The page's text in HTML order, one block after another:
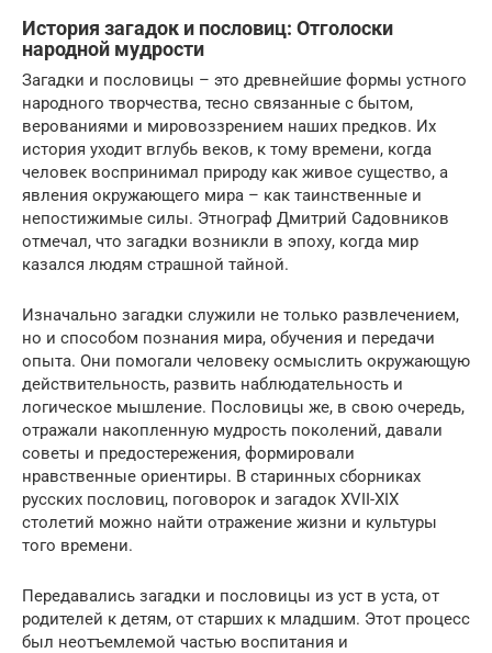
История загадок и пословиц: Отголоски
народной мудрости
Загадки и пословицы – это древнейшие формы устного
народного творчества, тесно связанные с бытом,
верованиями и мировоззрением наших предков. Их
история уходит вглубь веков, к тому времени, когда
человек воспринимал природу как живое существо, а
явления окружающего мира – как таинственные и
непостижимые силы. Этнограф Дмитрий Садовников
отмечал, что загадки возникли в эпоху, когда мир
казался людям страшной тайной.
Изначально загадки служили не только развлечением,
но и способом познания мира, обучения и передачи
опыта. Они помогали человеку осмыслить окружающую
действительность, развить наблюдательность и
логическое мышление. Пословицы же, в свою очередь,
отражали накопленную мудрость поколений, давали
советы и предостережения, формировали
нравственные ориентиры. В старинных сборниках
русских пословиц, поговорок и загадок XVII-XIX
столетий можно найти отражение жизни и культуры
того времени.
Передавались загадки и пословицы из уст в уста, от
родителей к детям, от старших к младшим. Этот процесс
был неотъемлемой частью воспитания и